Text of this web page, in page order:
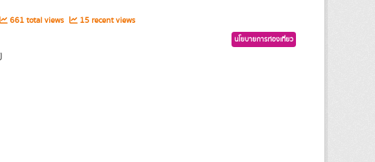
661 total views 15 recent views
นโยบายการท่องเที่ยว